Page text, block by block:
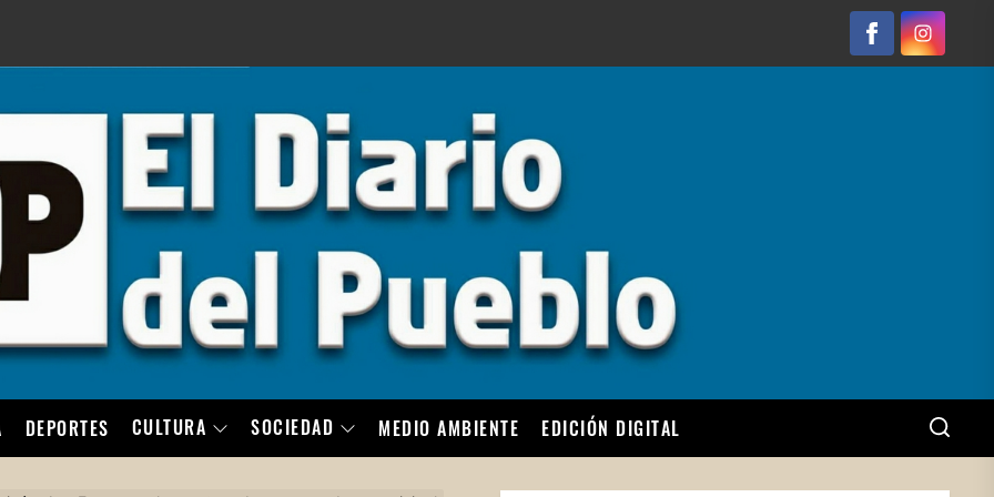
FacebookInstagram
DEPORTES CULTURA SOCIEDAD MEDIO AMBIENTE EDICIÓN DIGITAL